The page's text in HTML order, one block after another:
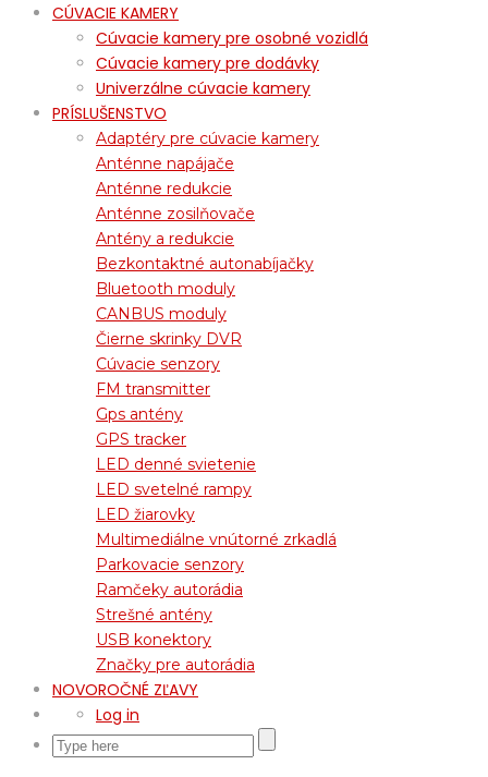
CÚVACIE KAMERY
Cúvacie kamery pre osobné vozidlá
Cúvacie kamery pre dodávky
Univerzálne cúvacie kamery
PRÍSLUŠENSTVO
Adaptéry pre cúvacie kamery
Anténne napájače
Anténne redukcie
Anténne zosilňovače
Antény a redukcie
Bezkontaktné autonabíjačky
Bluetooth moduly
CANBUS moduly
Čierne skrinky DVR
Cúvacie senzory
FM transmitter
Gps antény
GPS tracker
LED denné svietenie
LED svetelné rampy
LED žiarovky
Multimediálne vnútorné zrkadlá
Parkovacie senzory
Ramčeky autorádia
Strešné antény
USB konektory
Značky pre autorádia
NOVOROČNÉ ZĽAVY
Log in